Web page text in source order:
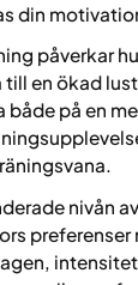
din
påverkar
en ökad
på en
nivån
preferenser